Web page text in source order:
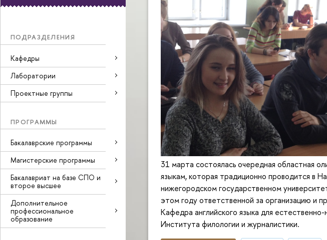
ПОДРАЗДЕЛЕНИЯ
Кафедры
Лаборатории
Проектные группы
ПРОГРАММЫ
Бакалаврские программы
Магистерские программы
Бакалавриат на базе СПО и
второе высшее
Дополнительное
профессиональное
образование
31 марта состоялась очередная областная
языкам, которая традиционно проводится в
нижегородском государственном
этом году ответственной за организацию и
Кафедра английского языка для
Института филологии и журналистики.